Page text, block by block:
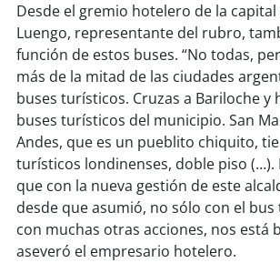
soyosorno
soy puertomontt
soychiloé
Desde el gremio hotelero de la
Luengo, representante del rubro,
función de estos buses. “No todas,
más de la mitad de las ciudades
buses turísticos. Cruzas a Bariloche y
buses turísticos del municipio. San
Andes, que es un pueblito chiquito,
turísticos londinenses, doble piso (…).
que con la nueva gestión de este
desde que asumió, no sólo con el
con muchas otras acciones, nos está
aseveró el empresario hotelero.